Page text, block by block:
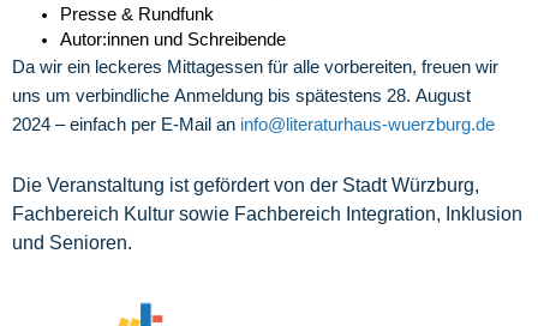
Presse & Rundfunk
Autor:innen und Schreibende
Da wir ein leckeres Mittagessen für alle vorbereiten, freuen wir
uns um verbindliche Anmeldung bis spätestens 28. August
2024 – einfach per E-Mail an info@literaturhaus-wuerzburg.de
Die Veranstaltung ist gefördert von der Stadt Würzburg,
Fachbereich Kultur sowie Fachbereich Integration, Inklusion
und Senioren.